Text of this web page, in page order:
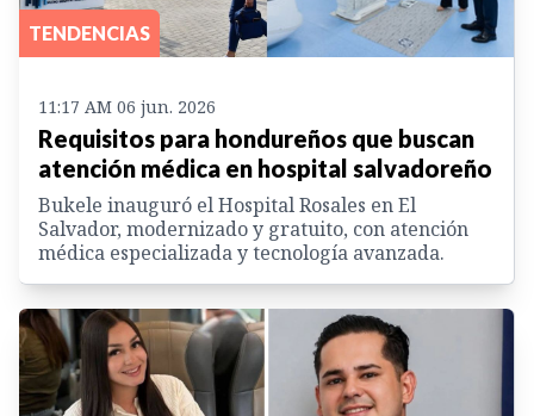
TENDENCIAS
11:17 AM 06 jun. 2026
Requisitos para hondureños que buscan
atención médica en hospital salvadoreño
Bukele inauguró el Hospital Rosales en El
Salvador, modernizado y gratuito, con atención
médica especializada y tecnología avanzada.